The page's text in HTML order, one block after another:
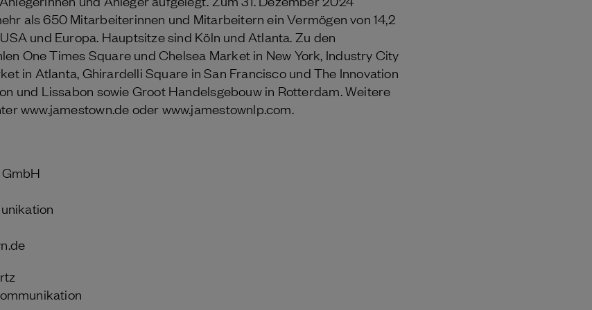
als 650 Mitarbeiterinnen und Mitarbeitern ein Vermögen von 14,2
und Europa. Hauptsitze sind Köln und Atlanta. Zu den
One Times Square und Chelsea Market in New York, Industry City
in Atlanta, Ghirardelli Square in San Francisco und The Innovation
und Lissabon sowie Groot Handelsgebouw in Rotterdam. Weitere
www.jamestown.de oder www.jamestownlp.com.